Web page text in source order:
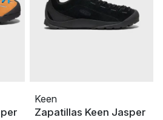
Keen
Zapatillas Keen Jasper